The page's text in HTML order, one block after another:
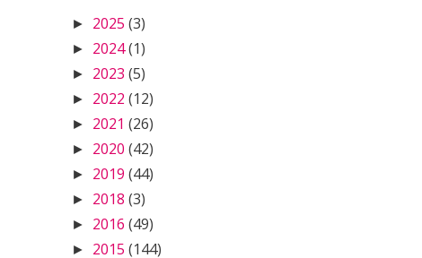
► 2025 (3)
► 2024(1)
► 2023 (5)
► 2022 (12)
► 2021 (26)
► 2020 (42)
► 2019 (44)
► 2018 (3)
► 2016 (49)
► 2015 (144)